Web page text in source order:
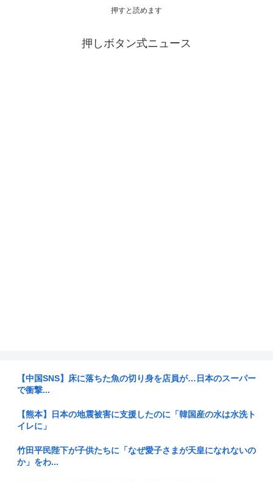
押すと読めます
押しボタン式ニュース
【中国SNS】床に落ちた魚の切り身を店員が…日本のスーパー
で衝撃...
【熊本】日本の地震被害に支援したのに「韓国産の水は水洗ト
イレに」
竹田平民陛下が子供たちに「なぜ愛子さまが天皇になれないの
か」をわ...